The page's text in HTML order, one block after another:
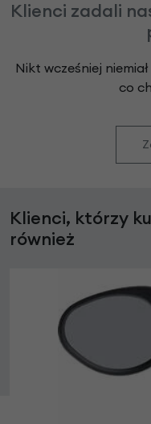
Klienci zadali
Nikt wcześniej
co
Klienci, którzy
również